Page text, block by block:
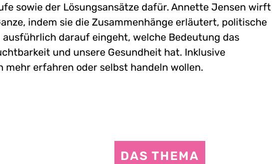
sowie der Lösungsansätze dafür. Annette Jensen wirft
indem sie die Zusammenhänge erläutert, politische
darauf eingeht, welche Bedeutung das
und unsere Gesundheit hat. Inklusive
mehr erfahren oder selbst handeln wollen.
DAS THEMA